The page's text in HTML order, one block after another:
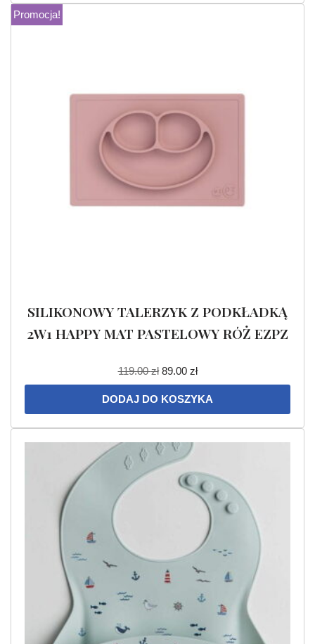
Promocja!
SILIKONOWY TALERZYK Z PODKŁADKĄ
2W1 HAPPY MAT PASTELOWY RÓŻ EZPZ
119.00zł 89.00 zł
DODAJ DO KOSZYKA